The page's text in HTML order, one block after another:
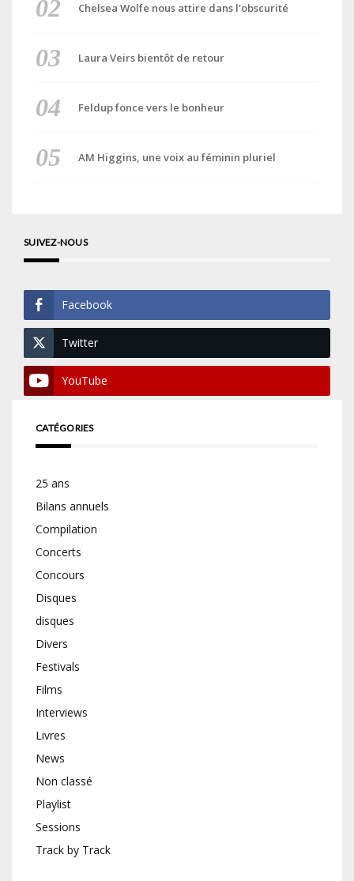
Chelsea Wolfe nous attire dans l’obscurité
Laura Veirs bientôt de retour
Feldup fonce vers le bonheur
AM Higgins, une voix au féminin pluriel
SUIVEZ-NOUS
Facebook
Twitter
YouTube
CATÉGORIES
25 ans
Bilans annuels
Compilation
Concerts
Concours
Disques
disques
Divers
Festivals
Films
Interviews
Livres
News
Non classé
Playlist
Sessions
Track by Track